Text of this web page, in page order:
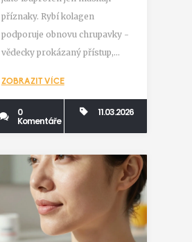
proč rybí
kolagen může
být klíčový
příznaky. Rybí kolagen
podporuje obnovu chrupavky -
vědecky prokázaný přístup,
ztuhlost. Zjistěte, kdy a jak ho
používat.
ZOBRAZIT VÍCE
0
Komentáře
11.03.2026